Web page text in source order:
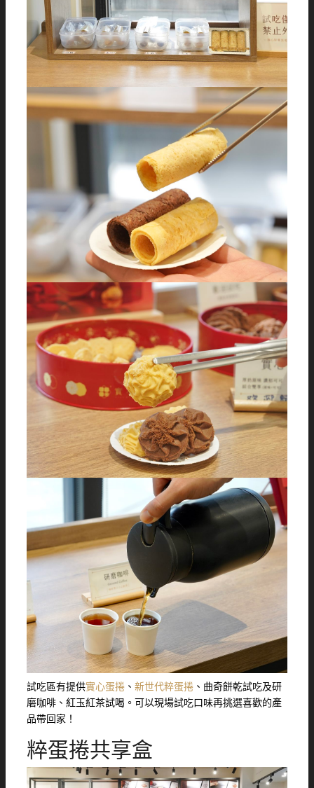
試吃區有提供實心蛋捲 、 新世代粹蛋捲 、曲奇餅乾試吃及研
磨咖啡、紅玉紅茶試喝。可以現場試吃口味再挑選喜歡的產
品帶回家！
粹蛋捲共享盒